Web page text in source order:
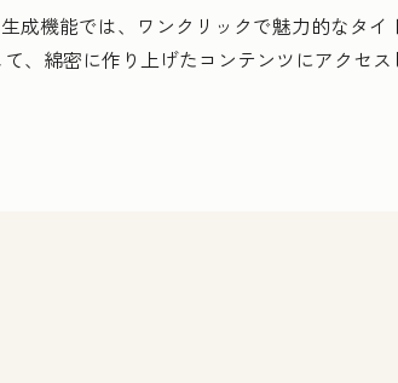
成機能では、ワンクリックで魅力的なタ
、綿密に作り上げたコンテンツにアクセス